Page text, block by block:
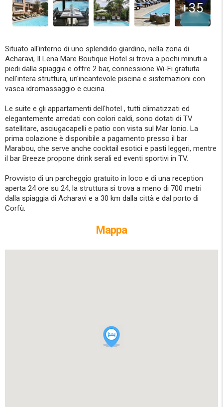
+35
Situato all'interno di uno splendido giardino, nella zona di
Acharavi, Il Lena Mare Boutique Hotel si trova a pochi minuti a
piedi dalla spiaggia e offre 2 bar, connessione Wi-Fi gratuita
nell'intera struttura, un'incantevole piscina e sistemazioni con
vasca idromassaggio e cucina.
Le suite e gli appartamenti dell'hotel , tutti climatizzati ed
elegantemente arredati con colori caldi, sono dotati di TV
satellitare, asciugacapelli e patio con vista sul Mar Ionio. La
prima colazione è disponibile a pagamento presso il bar
Marabou, che serve anche cocktail esotici e pasti leggeri, mentre
il bar Breeze propone drink serali ed eventi sportivi in ​​TV.
Provvisto di un parcheggio gratuito in loco e di una reception
aperta 24 ore su 24, la struttura si trova a meno di 700 metri
dalla spiaggia di Acharavi e a 30 km dalla città e dal porto di
Corfù.
Mappa